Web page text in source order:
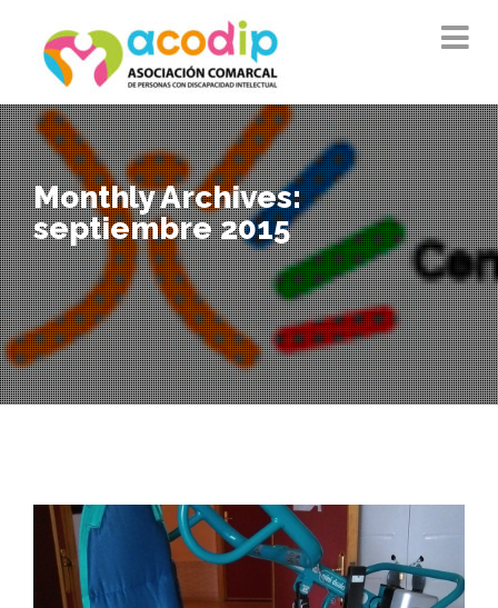
Monthly Archives:
septiembre 2015